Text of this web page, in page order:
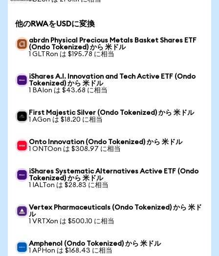
他のRWAをUSDに変換
abrdn Physical Precious Metals Basket Shares ETF
(Ondo Tokenized) から 米ドル
1 GLTRon は $195.78 に相当
iShares A.I. Innovation and Tech Active ETF (Ondo
Tokenized) から 米ドル
1 BAIon は $43.68 に相当
First Majestic Silver (Ondo Tokenized) から 米ドル
1 AGon は $18.20 に相当
Onto Innovation (Ondo Tokenized) から 米ドル
1 ONTOon は $308.97 に相当
iShares Systematic Alternatives Active ETF (Ondo
Tokenized) から 米ドル
1 IALTon は $28.83 に相当
Vertex Pharmaceuticals (Ondo Tokenized) から 米ド
ル
1 VRTXon は $500.10 に相当
Amphenol (Ondo Tokenized) から 米ドル
1 APHon は $168.43 に相当